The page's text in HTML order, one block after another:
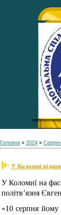
Головна » 2024 »
У Коломиї
У Коломиї на
політвʼязня
«10 серпня